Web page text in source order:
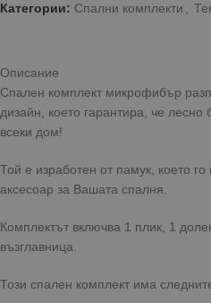
Категории: Спални комплекти
Описание
Спален комплект микрофибър
дизайн, което гарантира, че
всеки дом!
Той е изработен от памук, което
аксесоар за Вашата спалня.
Комплектът включва 1 плик, 1
възглавница.
Този спален комплект има